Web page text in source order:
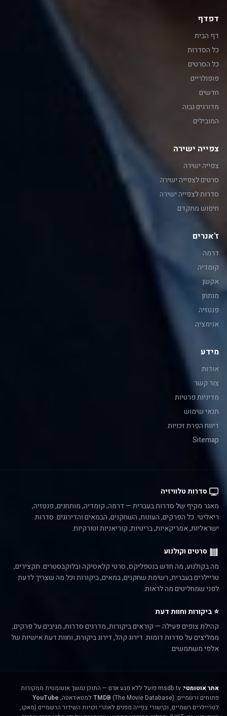
דפדף
דף הבית
כל הסדרות
כל הסרטים
פופולריים
חדשים
מדורגים גבוה
המובילים
צפייה ישירה
צפייה ישירה
סרטים לצפייה ישירה
סדרות לצפייה ישירה
חיפוש מתקדם
ז'אנרים
דרמה
קומדיה
אקשן
מותחן
פנטזיה
אנימציה
מידע
אודות
צור קשר
מדיניות פרטיות
תנאי שימוש
דיווח הפרת זכויות
Sitemap
סדרות טלוויזיה
מאגר מקיף של סדרות בעברית — דרמה, קומדיה, מותחנים, פנטזיה,
ריאליטי. כל הפרקים, העונות, השחקנים, הבמאים והדירוגים. סדרות
ישראליות, אמריקאיות, בריטיות, קוריאניות וטורקיות.
סרטים וקולנוע
מה בקולנוע, מה חדש בנטפליקס, סרטי קלאסיקה ובלוקבסטרים. תקצירים,
טריילרים בעברית, רשימת שחקנים, במאים, ביקורות וכל מה שצריך לדעת
לפני שמחליטים מה לראות.
⭐ ביקורות וחוות דעת
קהילת צופים פעילה — קוראים ביקורות, מדרגים סדרות, מגיבים על פרקים,
ממליצים על סדרות דומות. דירוג קהל, דירוג ביקורת, וחוות דעת אישיות של
אלפי משתמשים.
אתר אוטומטי:
msdb.tv פועל ללא מגע אדם — התוכן נמשך אוטומטית ממקורות
פתוחים ורשמיים:
TMDB (The Movie Database) למטא-דאטה,
YouTube
לטריילרים רשמיים, וקישורי צפייה מפנים לאתרי זכויות השידור הרשמיים (מאקו,